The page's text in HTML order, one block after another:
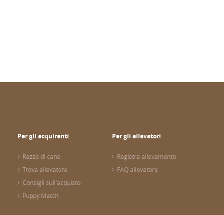
Per gli acquirenti
Razze di cane
Trova allevatore
Consigli sull'acquisto
Puppy Match
Per gli allevatori
Registra allevamento
FAQ allevatore